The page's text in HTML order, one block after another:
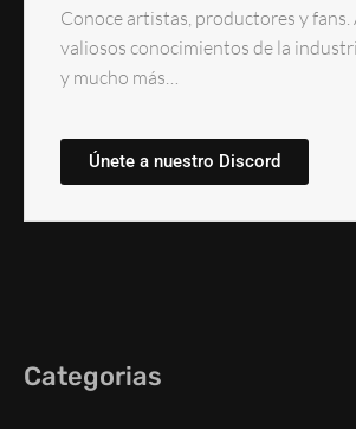
Conoce artistas, productores y fans.
valiosos conocimientos de la
y mucho más…
Únete a nuestro Discord
Categorias